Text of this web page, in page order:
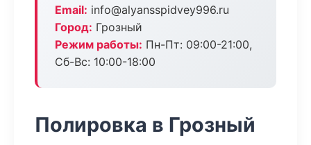
Email: info@alyansspidvey996.ru
Город: Грозный
Режим работы: Пн-Пт: 09:00-21:00,
Сб-Вс: 10:00-18:00
Полировка в Грозный